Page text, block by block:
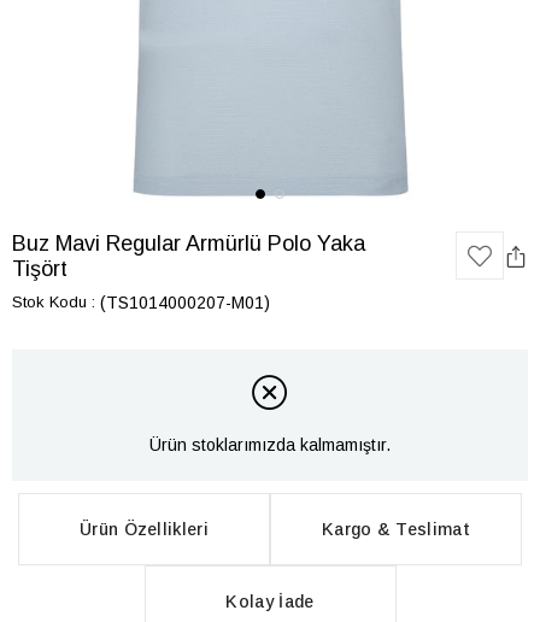
Buz Mavi Regular Armürlü Polo Yaka
Tişört
Stok Kodu (TS1014000207-M01)
Ürün stoklarımızda kalmamıştır.
Ürün Özellikleri Kargo & Teslimat
Kolay İade